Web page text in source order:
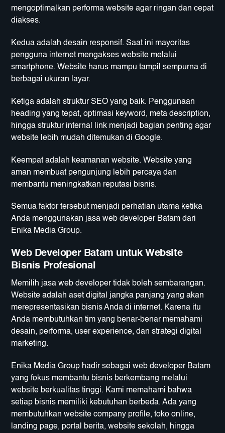
mengoptimalkan performa website agar ringan dan cepat
diakses.
Kedua adalah desain responsif. Saat ini mayoritas
pengguna internet mengakses website melalui
smartphone. Website harus mampu tampil sempurna di
berbagai ukuran layar.
Ketiga adalah struktur SEO yang baik. Penggunaan
heading yang tepat, optimasi keyword, meta description,
hingga struktur internal link menjadi bagian penting agar
website lebih mudah ditemukan di Google.
Keempat adalah keamanan website. Website yang
aman membuat pengunjung lebih percaya dan
membantu meningkatkan reputasi bisnis.
Semua faktor tersebut menjadi perhatian utama ketika
Anda menggunakan jasa web developer Batam dari
Enika Media Group.
Web Developer Batam untuk Website
Bisnis Profesional
Memilih jasa web developer tidak boleh sembarangan.
Website adalah aset digital jangka panjang yang akan
merepresentasikan bisnis Anda di internet. Karena itu
Anda membutuhkan tim yang benar-benar memahami
desain, performa, user experience, dan strategi digital
marketing.
Enika Media Group hadir sebagai web developer Batam
yang fokus membantu bisnis berkembang melalui
website berkualitas tinggi. Kami memahami bahwa
setiap bisnis memiliki kebutuhan berbeda. Ada yang
membutuhkan website company profile, toko online,
landing page, portal berita, website sekolah, hingga